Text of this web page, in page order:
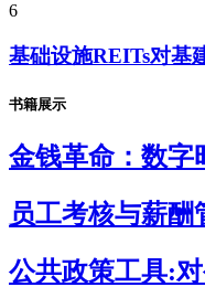
6
基础设施REITs对基
书籍展示
金钱革命：数字
员工考核与薪
公共政策工具: